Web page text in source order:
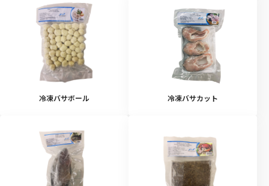
冷凍バサボール 冷凍バサカット